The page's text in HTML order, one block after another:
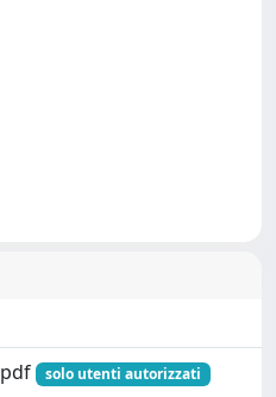
solo utenti autorizzati